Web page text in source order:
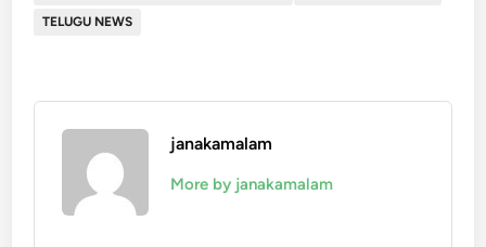
TELUGU NEWS
janakamalam
More by janakamalam